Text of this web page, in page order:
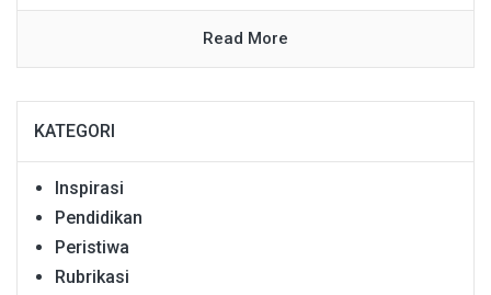
Read More
KATEGORI
Inspirasi
Pendidikan
Peristiwa
Rubrikasi